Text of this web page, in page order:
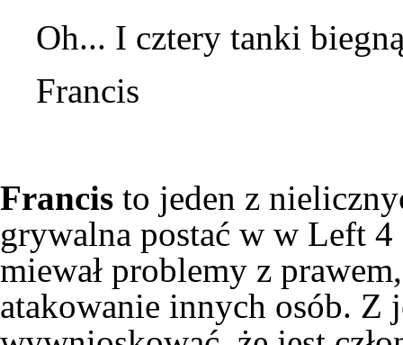
Oh... I cztery tanki
Francis
Francis to jeden z
grywalna postać w w Left 4
miewał problemy z
atakowanie innych osób. Z